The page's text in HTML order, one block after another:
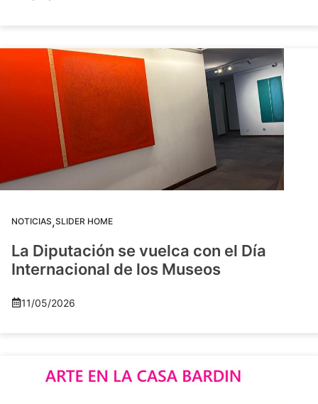
NOTICIAS,SLIDER HOME
La Diputación se vuelca con el Día
Internacional de los Museos
11/05/2026